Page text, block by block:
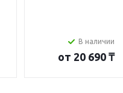
В наличии
от 20 690 ₸